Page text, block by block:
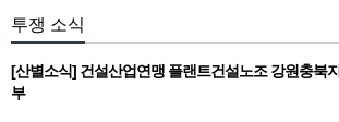
투쟁 소식
[산별소식] 건설산업연맹 플랜트건설노조 강원충북지
부